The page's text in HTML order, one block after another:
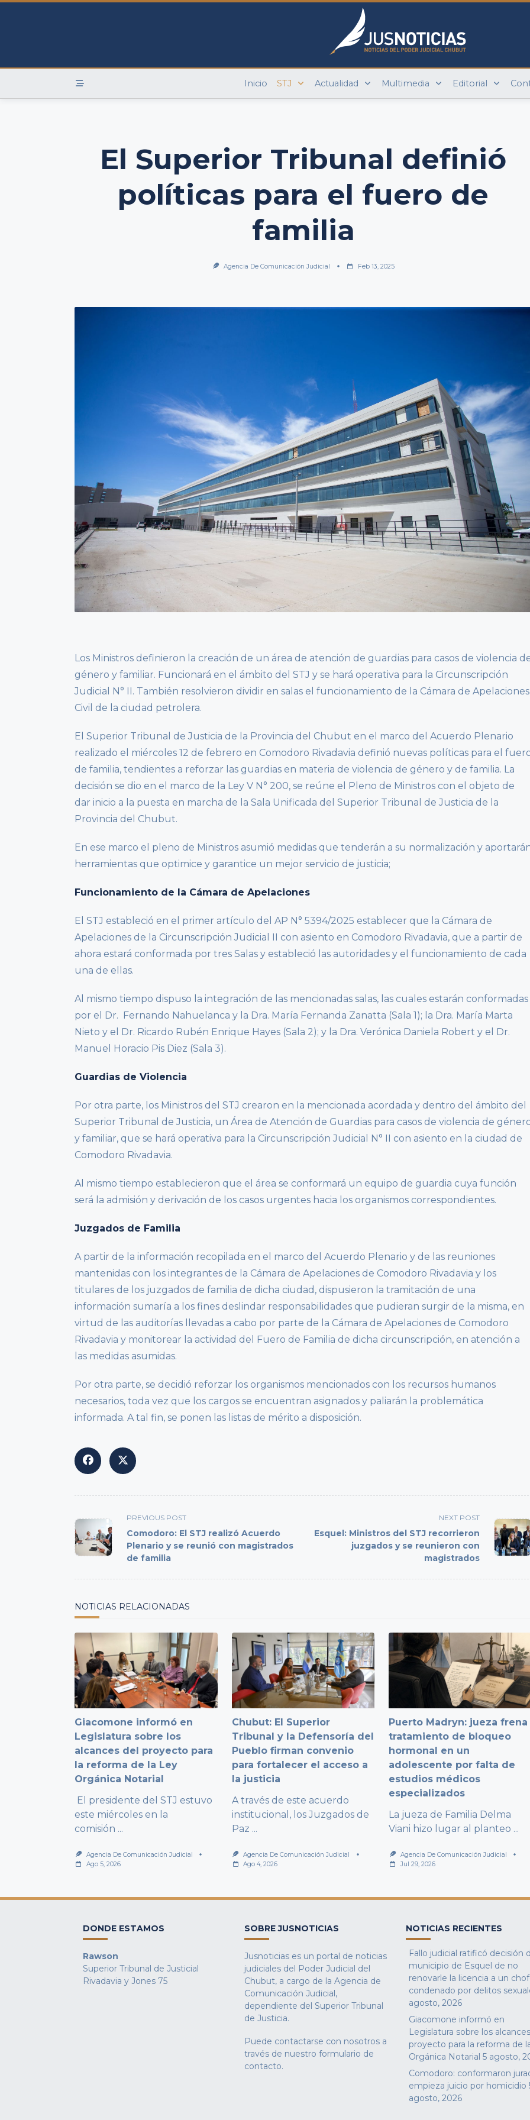
Skip
Inicio STJ Actualidad Multimedia Editorial
El Superior Tribunal definió
políticas para el fuero de
familia
Agencia De Comunicación Judicial Feb 13, 2025
Los Ministros definieron la creación de un área de atención de guardias para casos de violencia
género y familiar. Funcionará en el ámbito del STJ y se hará operativa para la Circunscripción
Judicial N° II. También resolvieron dividir en salas el funcionamiento de la Cámara de Apelaciones
Civil de la ciudad petrolera.
El Superior Tribunal de Justicia de la Provincia del Chubut en el marco del Acuerdo Plenario
realizado el miércoles 12 de febrero en Comodoro Rivadavia definió nuevas políticas para el
de familia, tendientes a reforzar las guardias en materia de violencia de género y de familia. La
decisión se dio en el marco de la Ley V N° 200, se reúne el Pleno de Ministros con el objeto de
dar inicio a la puesta en marcha de la Sala Unificada del Superior Tribunal de Justicia de la
Provincia del Chubut.
En ese marco el pleno de Ministros asumió medidas que tenderán a su normalización y
herramientas que optimice y garantice un mejor servicio de justicia;
Funcionamiento de la Cámara de Apelaciones
El STJ estableció en el primer artículo del AP N° 5394/2025 establecer que la Cámara de
Apelaciones de la Circunscripción Judicial II con asiento en Comodoro Rivadavia, que a partir de
ahora estará conformada por tres Salas y estableció las autoridades y el funcionamiento de cada
una de ellas.
Al mismo tiempo dispuso la integración de las mencionadas salas, las cuales estarán conformadas
por el Dr. Fernando Nahuelanca y la Dra. María Fernanda Zanatta (Sala 1); la Dra. María Marta
Nieto y el Dr. Ricardo Rubén Enrique Hayes (Sala 2); y la Dra. Verónica Daniela Robert y el Dr.
Manuel Horacio Pis Diez (Sala 3).
Guardias de Violencia
Por otra parte, los Ministros del STJ crearon en la mencionada acordada y dentro del ámbito del
Superior Tribunal de Justicia, un Área de Atención de Guardias para casos de violencia de
y familiar, que se hará operativa para la Circunscripción Judicial N° II con asiento en la ciudad de
Comodoro Rivadavia.
Al mismo tiempo establecieron que el área se conformará un equipo de guardia cuya función
será la admisión y derivación de los casos urgentes hacia los organismos correspondientes.
Juzgados de Familia
A partir de la información recopilada en el marco del Acuerdo Plenario y de las reuniones
mantenidas con los integrantes de la Cámara de Apelaciones de Comodoro Rivadavia y los
titulares de los juzgados de familia de dicha ciudad, dispusieron la tramitación de una
información sumaría a los fines deslindar responsabilidades que pudieran surgir de la misma, en
virtud de las auditorías llevadas a cabo por parte de la Cámara de Apelaciones de Comodoro
Rivadavia y monitorear la actividad del Fuero de Familia de dicha circunscripción, en atención a
las medidas asumidas.
Por otra parte, se decidió reforzar los organismos mencionados con los recursos humanos
necesarios, toda vez que los cargos se encuentran asignados y paliarán la problemática
informada. A tal fin, se ponen las listas de mérito a disposición.
<span
class="nav-
subtitle
screen-
PREVIOUS POST
Comodoro: El STJ realizó Acuerdo
Plenario y se reunió con magistrados
de familia
NEXT POST
Esquel: Ministros del STJ recorrieron
juzgados y se reunieron con
magistrados
NOTICIAS RELACIONADAS
Giacomone informó en
Legislatura sobre los
alcances del proyecto para
la reforma de la Ley
Orgánica Notarial
El presidente del STJ estuvo
este miércoles en la
comisión ...
Agencia De Comunicación Judicial
Ago 5, 2026
Chubut: El Superior
Tribunal y la Defensoría del
Pueblo firman convenio
para fortalecer el acceso a
la justicia
A través de este acuerdo
institucional, los Juzgados de
Paz ...
Agencia De Comunicación Judicial
Ago 4, 2026
Puerto Madryn: jueza frena
tratamiento de bloqueo
hormonal en un
adolescente por falta de
estudios médicos
especializados
La jueza de Familia Delma
Viani hizo lugar al planteo ...
Agencia De Comunicación Judicial
Jul 29, 2026
DONDE ESTAMOS
Rawson
Superior Tribunal de Justicial
Rivadavia y Jones 75
SOBRE JUSNOTICIAS
Jusnoticias es un portal de noticias
judiciales del Poder Judicial del
Chubut, a cargo de la Agencia de
Comunicación Judicial,
dependiente del Superior Tribunal
de Justicia.
Puede contactarse con nosotros a
través de nuestro formulario de
contacto.
NOTICIAS RECIENTES
Fallo judicial ratificó decisión
municipio de Esquel de no
renovarle la licencia a un
condenado por delitos
agosto, 2026
Giacomone informó en
Legislatura sobre los
proyecto para la reforma de
Orgánica Notarial 5 agosto,
Comodoro: conformaron
empieza juicio por homicidio
agosto, 2026